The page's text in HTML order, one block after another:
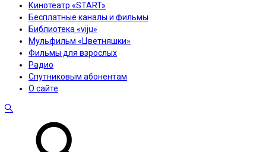
Кинотеатр «START»
Бесплатные каналы и фильмы
Библиотека «viju»
Мульфильм «Цветняшки»
Фильмы для взрослых
Радио
Спутниковым абонентам
О сайте